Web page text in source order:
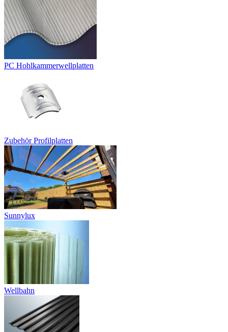
PC Hohlkammerwellplatten
Zubehör Profilplatten
Sunnylux
Wellbahn